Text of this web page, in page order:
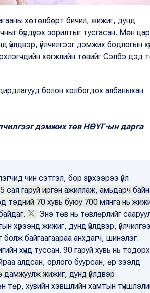
хөтөлбөрт бичил, жижиг, дунд
бүрдүүлэх зорилтыг тусгасан. Мөн цар
үйлдвэр, үйлчилгээг дэмжих бодлогын
хөгжлийн төвийг Сэлбэ дэд
болон холбогдох албаныхан
дэмжих төв НӨҮГ-ын дарга
чин сэтгэл, бор зүрхээрээ үйл
сая гаруй иргэн ажиллаж, амьдарч
тэдний 70 хувь буюу 700 мянга нь
Энэ төв нь төвлөрлийг
хүрээнд жижиг, дунд үйлдвэр,
байгаагаараа анхдагч, шинэлэг.
хүнд туссан. 90 гаруй хувь нь
алдсан, орлого буурсан, өр зээлд
дамжуулж жижиг, дунд үйлдвэр
төр, хувийн хэвшлийн хамтын